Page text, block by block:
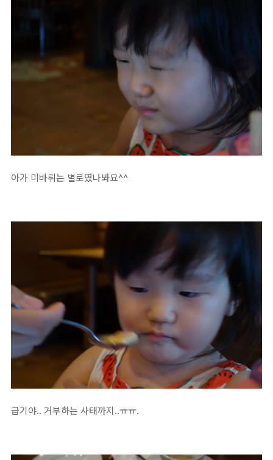
아가 미바뤼는 별로였나봐요^^
급기야.. 거부하는 사태까지..ㅠㅠ.